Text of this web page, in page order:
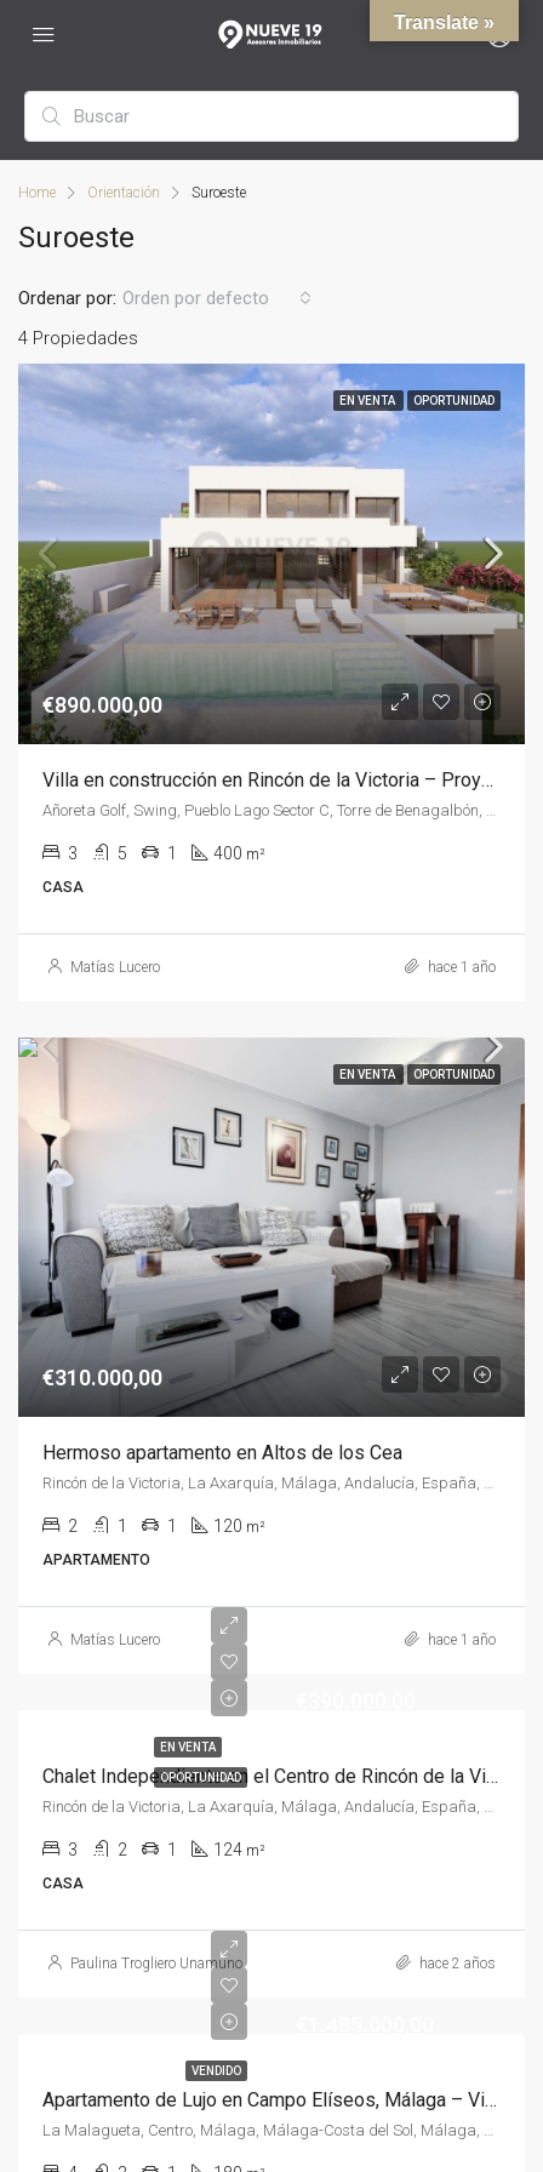
Home Orientación Suroeste
Suroeste
4 Propiedades
Ordenar por: Orden por defecto
EN VENTA OPORTUNIDAD
€890.000,00
Villa en construcción en Rincón de la Victoria – Proyecto moderno y personalizable
3 5 1 400 m²
CASA
Matías Lucero hace 1 año
EN VENTA OPORTUNIDAD
€310.000,00
Hermoso apartamento en Altos de los Cea
Rincón de la Victoria, La Axarquía, Málaga, Andalucía, España, España, La Axarquía
2 1 1 120 m²
APARTAMENTO
Matías Lucero hace 1 año
EN VENTA
OPORTUNIDAD Chalet Independiente en el Centro de Rincón de la Victoria – Tranquilidad y Potencial
Rincón de la Victoria, La Axarquía, Málaga, Andalucía, España, España, La Axarquía
3 2 1 124 m²
CASA
Paulina Trogliero Unamuno hace 2 años
VENDIDO
Apartamento de Lujo en Campo Elíseos, Málaga – Vistas Panorámicas y Diseño Contemporáneo
La Malagueta, Centro, Málaga, Málaga-Costa del Sol, Málaga, Andalucía, España, España, Málaga-Costa del Sol
Translate »